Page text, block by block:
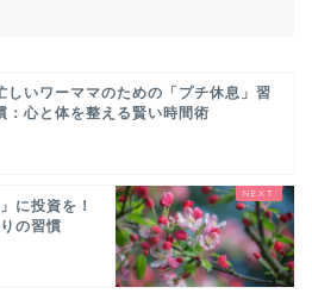
しいワーママのための「プチ休息」習
：心と体を整える賢い時間術
に投資を！
の習慣